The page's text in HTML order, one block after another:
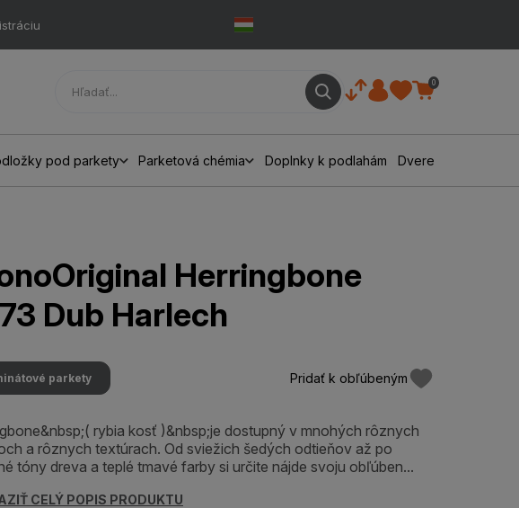
0
pod parkety Parketová chémia Doplnky k podlahám Dvere
Herringbone
Dub Harlech
parkety Pridať k obľúbeným
rybia kosť )&nbsp;je dostupný v mnohých rôznych
a rôznych textúrach. Od sviežich šedých odtieňov až po
tóny dreva a teplé tmavé farby si určite nájde svoju obľúben...
CELÝ POPIS PRODUKTU